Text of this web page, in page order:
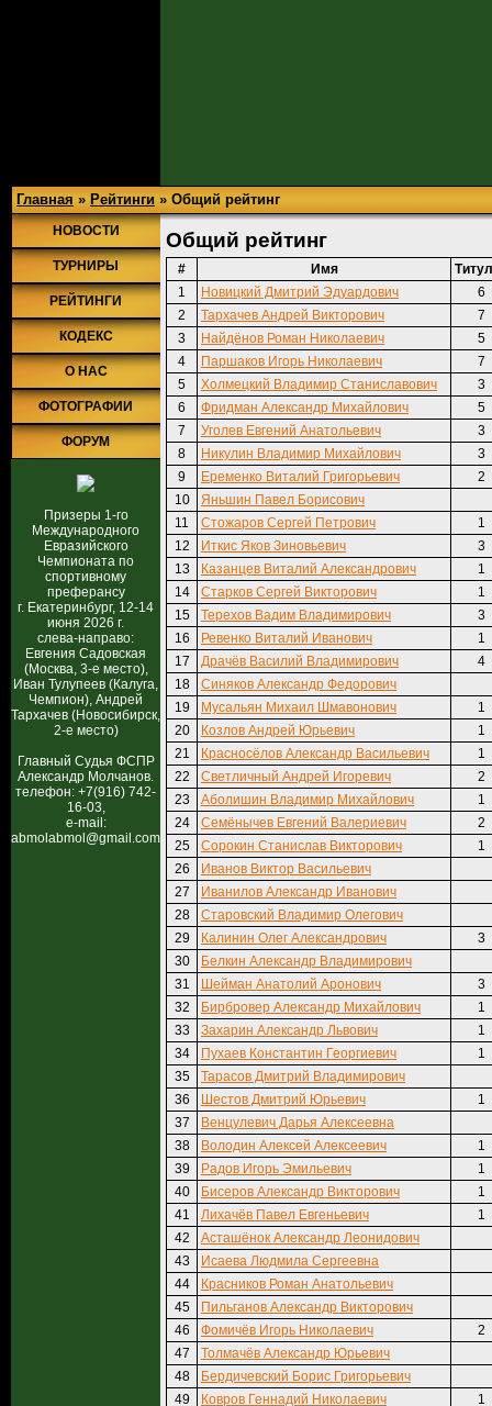
Главная » Рейтинги » Общий рейтинг
НОВОСТИ
ТУРНИРЫ
РЕЙТИНГИ
КОДЕКС
О НАС
ФОТОГРАФИИ
ФОРУМ
Призеры 1-го
Международного
Евразийского
Чемпионата по
спортивному
преферансу
г. Екатеринбург, 12-14
июня 2026 г.
слева-направо:
Евгения Садовская
(Москва, 3-е место),
Иван Тулупеев (Калуга,
Чемпион), Андрей
Тархачев (Новосибирск,
2-е место)
Главный Судья ФСПР
Александр Молчанов.
телефон: +7(916) 742-
16-03,
e-mail:
abmolabmol@gmail.com
Общий рейтинг
# Имя
1
Новицкий Дмитрий Эдуардович
6
2
Тархачев Андрей Викторович
7
3
Найдёнов Роман Николаевич
5
4
Паршаков Игорь Николаевич
7
5
Холмецкий Владимир Станиславович
3
6
Фридман Александр Михайлович
5
7
Уголев Евгений Анатольевич
3
8
Никулин Владимир Михайлович
3
9
Еременко Виталий Григорьевич
2
10
Яньшин Павел Борисович
11
Стожаров Сергей Петрович
1
12
Иткис Яков Зиновьевич
3
13
Казанцев Виталий Александрович
1
14
Старков Сергей Викторович
1
15
Терехов Вадим Владимирович
3
16
Ревенко Виталий Иванович
1
17
Драчёв Василий Владимирович
4
18
Синяков Александр Федорович
19
Мусальян Михаил Шмавонович
1
20
Козлов Андрей Юрьевич
1
21
Красносёлов Александр Васильевич
1
22
Светличный Андрей Игоревич
2
23
Аболишин Владимир Михайлович
1
24
Семёнычев Евгений Валериевич
2
25
Сорокин Станислав Викторович
1
26
Иванов Виктор Васильевич
27
Иванилов Александр Иванович
28
Старовский Владимир Олегович
29
Калинин Олег Александрович
3
30
Белкин Александр Владимирович
31
Шейман Анатолий Аронович
3
32
Бирбровер Александр Михайлович
1
33
Захарин Александр Львович
1
34
Пухаев Константин Георгиевич
1
35
Тарасов Дмитрий Владимирович
36
Шестов Дмитрий Юрьевич
1
37
Венцулевич Дарья Алексеевна
38
Володин Алексей Алексеевич
1
39
Радов Игорь Эмильевич
1
40
Бисеров Александр Викторович
1
41
Лихачёв Павел Евгеньевич
1
42
Асташёнок Александр Леонидович
43
Исаева Людмила Сергеевна
44
Красников Роман Анатольевич
45
Пильганов Александр Викторович
46
Фомичёв Игорь Николаевич
2
47
Толмачёв Александр Юрьевич
48
Бердичевский Борис Григорьевич
49
Ковров Геннадий Николаевич
1